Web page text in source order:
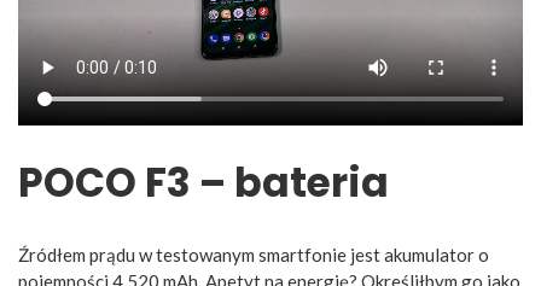
POCO F3 – bateria
Źródłem prądu w testowanym smartfonie jest akumulator o
pojemności 4 520 mAh. Apetyt na energię? Określiłbym go jako